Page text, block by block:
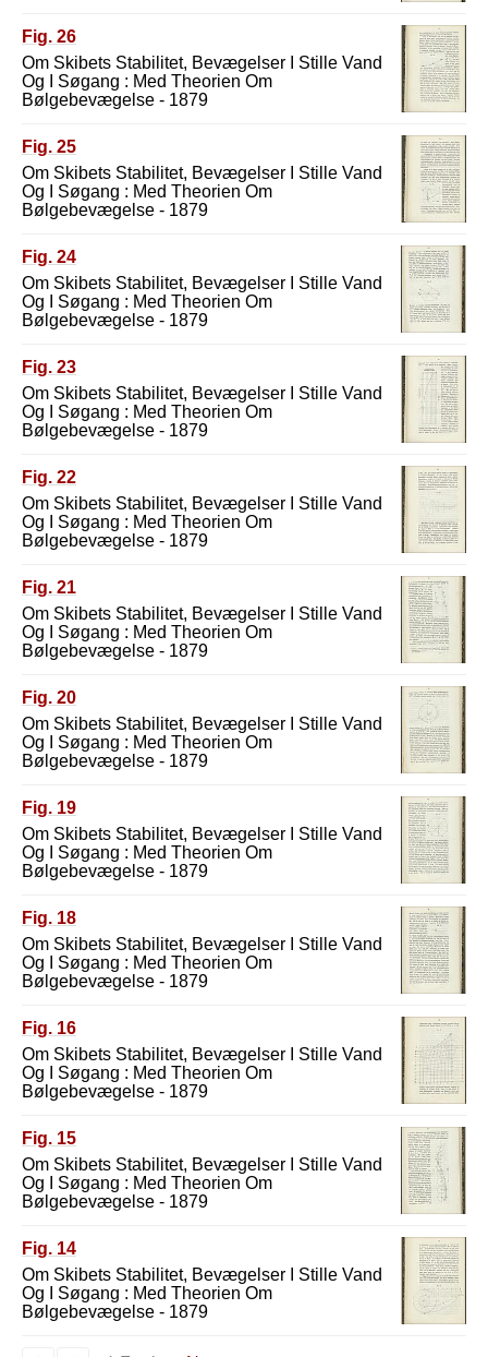
Fig. 26
Om Skibets Stabilitet, Bevægelser I Stille Vand
Og I Søgang : Med Theorien Om
Bølgebevægelse - 1879
Fig. 25
Om Skibets Stabilitet, Bevægelser I Stille Vand
Og I Søgang : Med Theorien Om
Bølgebevægelse - 1879
Fig. 24
Om Skibets Stabilitet, Bevægelser I Stille Vand
Og I Søgang : Med Theorien Om
Bølgebevægelse - 1879
Fig. 23
Om Skibets Stabilitet, Bevægelser I Stille Vand
Og I Søgang : Med Theorien Om
Bølgebevægelse - 1879
Fig. 22
Om Skibets Stabilitet, Bevægelser I Stille Vand
Og I Søgang : Med Theorien Om
Bølgebevægelse - 1879
Fig. 21
Om Skibets Stabilitet, Bevægelser I Stille Vand
Og I Søgang : Med Theorien Om
Bølgebevægelse - 1879
Fig. 20
Om Skibets Stabilitet, Bevægelser I Stille Vand
Og I Søgang : Med Theorien Om
Bølgebevægelse - 1879
Fig. 19
Om Skibets Stabilitet, Bevægelser I Stille Vand
Og I Søgang : Med Theorien Om
Bølgebevægelse - 1879
Fig. 18
Om Skibets Stabilitet, Bevægelser I Stille Vand
Og I Søgang : Med Theorien Om
Bølgebevægelse - 1879
Fig. 16
Om Skibets Stabilitet, Bevægelser I Stille Vand
Og I Søgang : Med Theorien Om
Bølgebevægelse - 1879
Fig. 15
Om Skibets Stabilitet, Bevægelser I Stille Vand
Og I Søgang : Med Theorien Om
Bølgebevægelse - 1879
Fig. 14
Om Skibets Stabilitet, Bevægelser I Stille Vand
Og I Søgang : Med Theorien Om
Bølgebevægelse - 1879